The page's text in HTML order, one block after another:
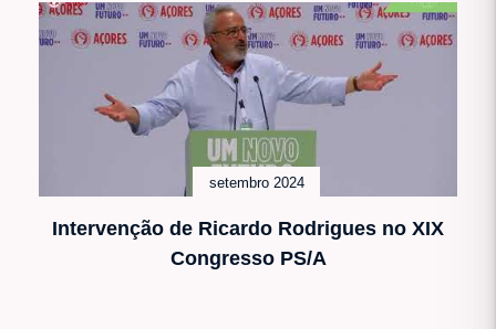
setembro 2024
Intervenção de Ricardo Rodrigues no XIX
Congresso PS/A